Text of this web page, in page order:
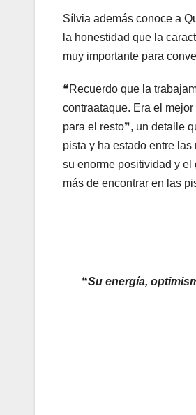
Sílvia además conoce a
la honestidad que la
muy importante para
❝Recuerdo que la
contraataque. Era el
para el resto❞, un detalle
pista y ha estado entre
su enorme positividad y
más de encontrar en las
❝Su energía,